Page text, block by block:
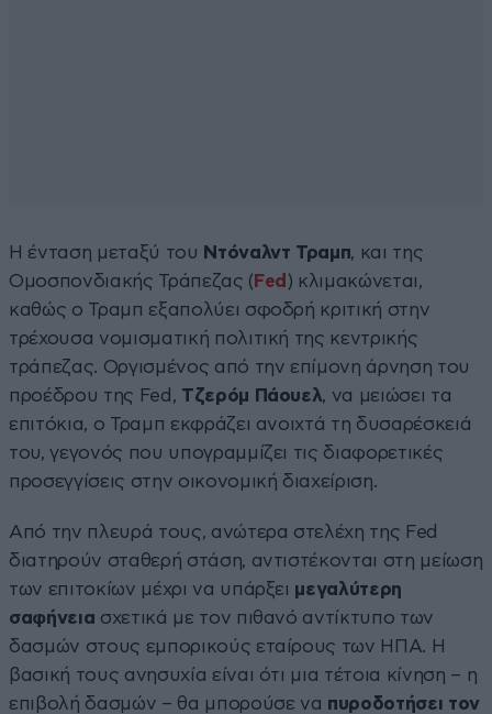
Η ένταση μεταξύ του Ντόναλντ Τραμπ, και της
Ομοσπονδιακής Τράπεζας ( Fed ) κλιμακώνεται,
καθώς ο Τραμπ εξαπολύει σφοδρή κριτική στην
τρέχουσα νομισματική πολιτική της κεντρικής
τράπεζας. Οργισμένος από την επίμονη άρνηση του
προέδρου της Fed, Τζερόμ Πάουελ, να μειώσει τα
επιτόκια, ο Τραμπ εκφράζει ανοιχτά τη δυσαρέσκειά
του, γεγονός που υπογραμμίζει τις διαφορετικές
προσεγγίσεις στην οικονομική διαχείριση.
Από την πλευρά τους, ανώτερα στελέχη της Fed
διατηρούν σταθερή στάση, αντιστέκονται στη μείωση
των επιτοκίων μέχρι να υπάρξει μεγαλύτερη
σαφήνεια σχετικά με τον πιθανό αντίκτυπο των
δασμών στους εμπορικούς εταίρους των ΗΠΑ. Η
βασική τους ανησυχία είναι ότι μια τέτοια κίνηση – η
επιβολή δασμών – θα μπορούσε να πυροδοτήσει τον